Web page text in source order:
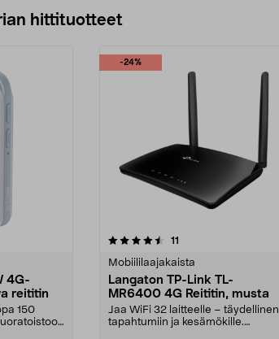
hittituotteet
4G-
reititin
150
-24%
11
Mobiililaajakaista
Langaton TP-Link TL-
MR6400 4G Reititin, musta
Jaa WiFi 32 laitteelle – täydellinen
tapahtumiin ja kesämökille.
4.0 viidestä